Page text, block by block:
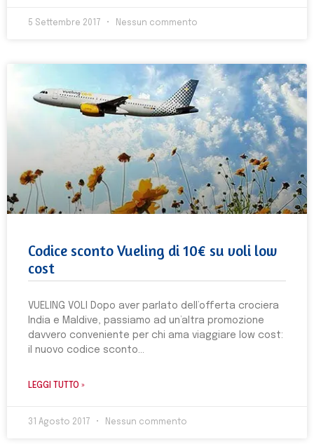
5 Settembre 2017 Nessun commento
Codice sconto Vueling di 10€ su voli low
cost
VUELING VOLI Dopo aver parlato dell’offerta crociera
India e Maldive, passiamo ad un’altra promozione
davvero conveniente per chi ama viaggiare low cost:
il nuovo codice sconto
LEGGI TUTTO »
31 Agosto 2017 Nessun commento